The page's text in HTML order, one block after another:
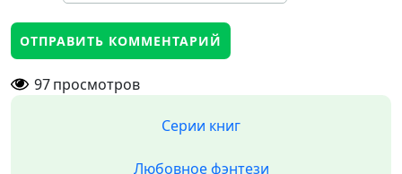
97просмотров
Серии книг
Любовное фэнтези